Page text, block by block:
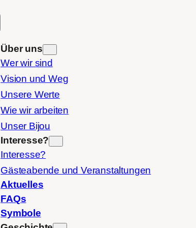
Über uns
Wer wir sind
Vision und Weg
Unsere Werte
Wie wir arbeiten
Unser Bijou
Interesse?
Interesse?
Gästeabende und Veranstaltungen
Aktuelles
FAQs
Symbole